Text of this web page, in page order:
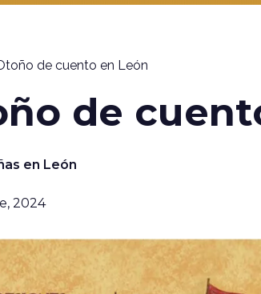
de cuento en León
de
en León
2024